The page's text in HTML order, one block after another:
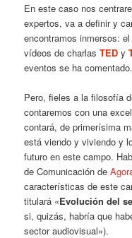
En este caso nos
expertos, va a definir y
encontramos inmersos:
vídeos de charlasTED y
eventos se ha comentado.
Pero, fieles a la filosofía
contaremos con una
contará, de primerísima
está viendo y viviendo y
futuro en este campo.
de Comunicación de
características de este
titulará «Evolución del
si, quizás, habría que
sector audiovisual»).